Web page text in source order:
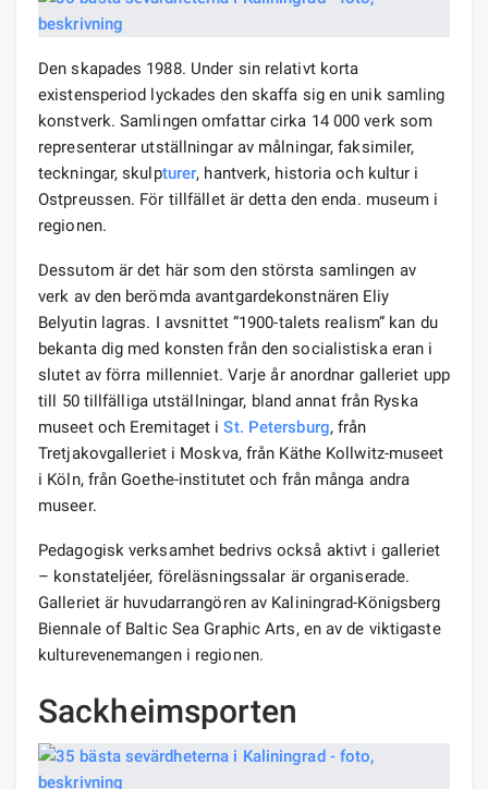
Den skapades 1988. Under sin relativt korta
existensperiod lyckades den skaffa sig en unik samling
konstverk. Samlingen omfattar cirka 14 000 verk som
representerar utställningar av målningar, faksimiler,
teckningar, skulpturer, hantverk, historia och kultur i
Ostpreussen. För tillfället är detta den enda. museum i
regionen.
Dessutom är det här som den största samlingen av
verk av den berömda avantgardekonstnären Eliy
Belyutin lagras. I avsnittet ”1900-talets realism” kan du
bekanta dig med konsten från den socialistiska eran i
slutet av förra millenniet. Varje år anordnar galleriet upp
till 50 tillfälliga utställningar, bland annat från Ryska
museet och Eremitaget iSt. Petersburg, från
Tretjakovgalleriet i Moskva, från Käthe Kollwitz-museet
i Köln, från Goethe-institutet och från många andra
museer.
Pedagogisk verksamhet bedrivs också aktivt i galleriet
– konstateljéer, föreläsningssalar är organiserade.
Galleriet är huvudarrangören av Kaliningrad-Königsberg
Biennale of Baltic Sea Graphic Arts, en av de viktigaste
kulturevenemangen i regionen.
Sackheimsporten